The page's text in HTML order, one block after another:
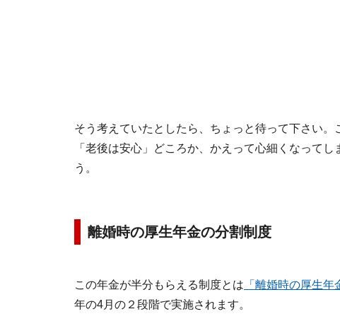
そう考えていたとしたら、ちょっと待って下さい
「老後は安心」どころか、かえって心細くなって
う。
離婚時の厚生年金の分割制度
この年金が半分もらえる制度とは 「離婚時の厚生年
年の4月の２段階で実施されます。